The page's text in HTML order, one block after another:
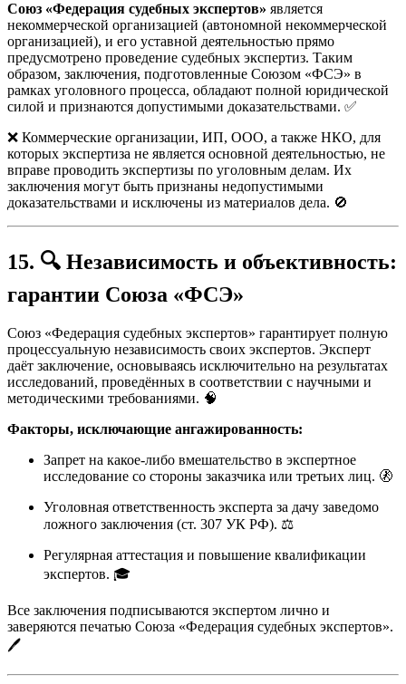
Союз «Федерация судебных экспертов» является
некоммерческой организацией (автономной некоммерческой
организацией), и его уставной деятельностью прямо
предусмотрено проведение судебных экспертиз. Таким
образом, заключения, подготовленные Союзом «ФСЭ» в
рамках уголовного процесса, обладают полной юридической
силой и признаются допустимыми доказательствами. ✅
❌ Коммерческие организации, ИП, ООО, а также НКО, для
которых экспертиза не является основной деятельностью, не
вправе проводить экспертизы по уголовным делам. Их
заключения могут быть признаны недопустимыми
доказательствами и исключены из материалов дела. 🚫
15. 🔍 Независимость и объективность:
гарантии Союза «ФСЭ»
Союз «Федерация судебных экспертов» гарантирует полную
процессуальную независимость своих экспертов. Эксперт
даёт заключение, основываясь исключительно на результатах
исследований, проведённых в соответствии с научными и
методическими требованиями. 🧠
Факторы, исключающие ангажированность:
Запрет на какое-либо вмешательство в экспертное
исследование со стороны заказчика или третьих лиц. 🚷
Уголовная ответственность эксперта за дачу заведомо
ложного заключения (ст. 307 УК РФ). ⚖️
Регулярная аттестация и повышение квалификации
экспертов. 🎓
Все заключения подписываются экспертом лично и
заверяются печатью Союза «Федерация судебных экспертов».
🖊️